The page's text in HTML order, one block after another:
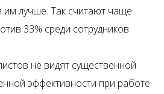
им лучше. Так считают чаще
33% среди сотрудников
не видят существенной
эффективности при работе